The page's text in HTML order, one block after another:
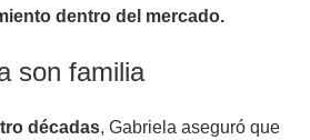
dentro del mercado.
son familia
décadas, Gabriela aseguró que